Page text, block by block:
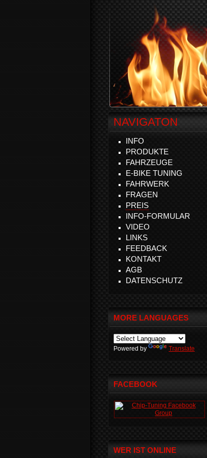
NAVIGATON
INFO
PRODUKTE
FAHRZEUGE
E-BIKE TUNING
FAHRWERK
FRAGEN
PREIS
INFO-FORMULAR
VIDEO
LINKS
FEEDBACK
KONTAKT
AGB
DATENSCHUTZ
MORE LANGUAGES
Powered by Translate
FACEBOOK
WER IST ONLINE